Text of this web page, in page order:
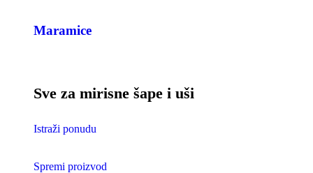
Maramice
Sve za mirisne šape i uši
Istraži ponudu
Spremi proizvod